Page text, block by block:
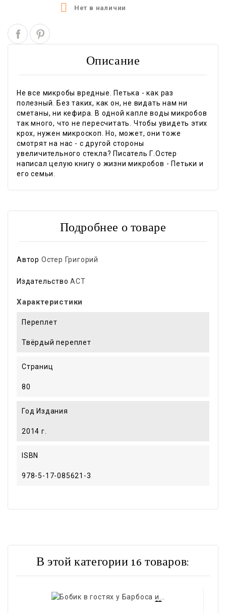
 Нет в наличии
Описание
Не все микробы вредные. Петька - как раз
полезный. Без таких, как он, не видать нам ни
сметаны, ни кефира. В одной капле воды микробов
так много, что не пересчитать. Чтобы увидеть этих
крох, нужен микроскоп. Но, может, они тоже
смотрят на нас - с другой стороны
увеличительного стекла? Писатель Г.Остер
написал целую книгу о жизни микробов - Петьки и
его семьи.
Подробнее о товаре
Автор Остер Григорий
Издательство АСТ
Характеристики
Переплет
Твёрдый переплет
Страниц
80
Год Издания
2014 г.
ISBN
978-5-17-085621-3
В этой категории 16 товаров: